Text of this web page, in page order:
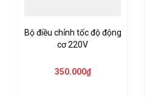
Bộ điều chỉnh tốc độ động
cơ 220V
350.000₫